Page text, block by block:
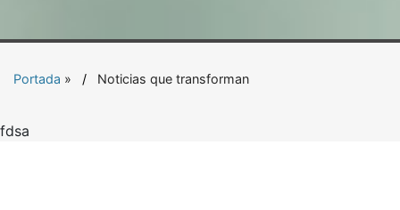
Portada » Noticias que transforman
fdsa